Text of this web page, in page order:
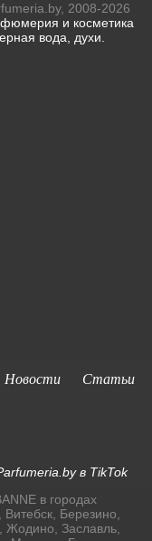
2008-2026
и косметика
вода, духи.
Новости
Статьи
в городах
Березино,
Жодино, Заславль,